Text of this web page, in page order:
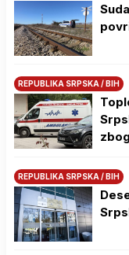
REPUBLIKA SRPSKA / BIH
REPUBLIKA SRPSKA / BIH